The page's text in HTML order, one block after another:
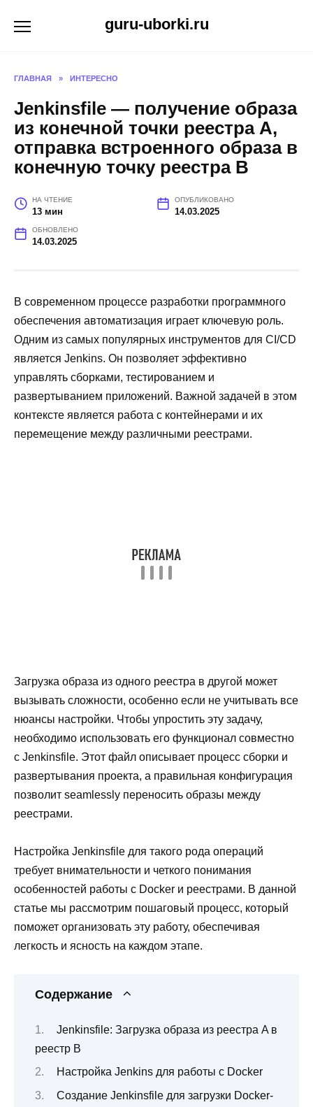
guru-uborki.ru
ГЛАВНАЯ » ИНТЕРЕСНО
Jenkinsfile — получение образа
из конечной точки реестра A,
отправка встроенного образа в
конечную точку реестра B
НА ЧТЕНИЕ
13 мин
ОПУБЛИКОВАНО
14.03.2025
ОБНОВЛЕНО
14.03.2025
В современном процессе разработки программного
обеспечения автоматизация играет ключевую роль.
Одним из самых популярных инструментов для CI/CD
является Jenkins. Он позволяет эффективно
управлять сборками, тестированием и
развертыванием приложений. Важной задачей в этом
контексте является работа с контейнерами и их
перемещение между различными реестрами.
Загрузка образа из одного реестра в другой может
вызывать сложности, особенно если не учитывать все
нюансы настройки. Чтобы упростить эту задачу,
необходимо использовать его функционал совместно
с Jenkinsfile. Этот файл описывает процесс сборки и
развертывания проекта, а правильная конфигурация
позволит seamlessly переносить образы между
реестрами.
Настройка Jenkinsfile для такого рода операций
требует внимательности и четкого понимания
особенностей работы с Docker и реестрами. В данной
статье мы рассмотрим пошаговый процесс, который
поможет организовать эту работу, обеспечивая
легкость и ясность на каждом этапе.
Содержание
Jenkinsfile: Загрузка образа из реестра A в
реестр B
Настройка Jenkins для работы с Docker
Создание Jenkinsfile для загрузки Docker-